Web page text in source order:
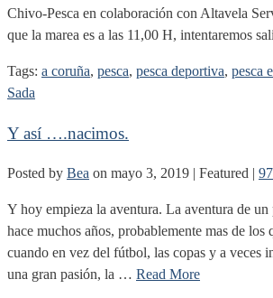
Chivo-Pesca en colaboración con Altavela
que la marea es a las 11,00 H, intentaremos
Tags: a coruña, pesca, pesca deportiva, pesca
Sada
Y así ….nacimos.
Posted by Bea on mayo 3, 2019 | Featured |
Y hoy empieza la aventura. La aventura de un
hace muchos años, probablemente mas de los
cuando en vez del fútbol, las copas y a veces
una gran pasión, la … Read More